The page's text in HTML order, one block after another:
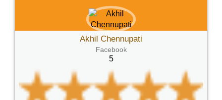
Akhil Chennupati
Facebook
5